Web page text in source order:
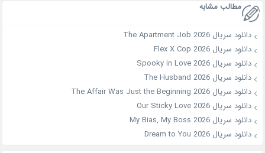
مطالب مشابه
دانلود سریال The Apartment Job 2026
دانلود سریال Flex X Cop 2026
دانلود سریال Spooky in Love 2026
دانلود سریال The Husband 2026
دانلود سریال The Affair Was Just the Beginning 2026
دانلود سریال Our Sticky Love 2026
دانلود سریال My Bias, My Boss 2026
دانلود سریال Dream to You 2026